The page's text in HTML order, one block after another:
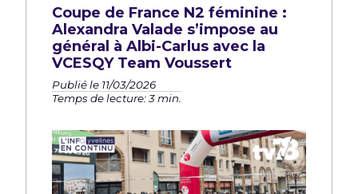
Coupe de France N2 féminine :
Alexandra Valade s’impose au
général à Albi-Carlus avec la
VCESQY Team Voussert
Publié le 11/03/2026
Temps de lecture: 3 min.